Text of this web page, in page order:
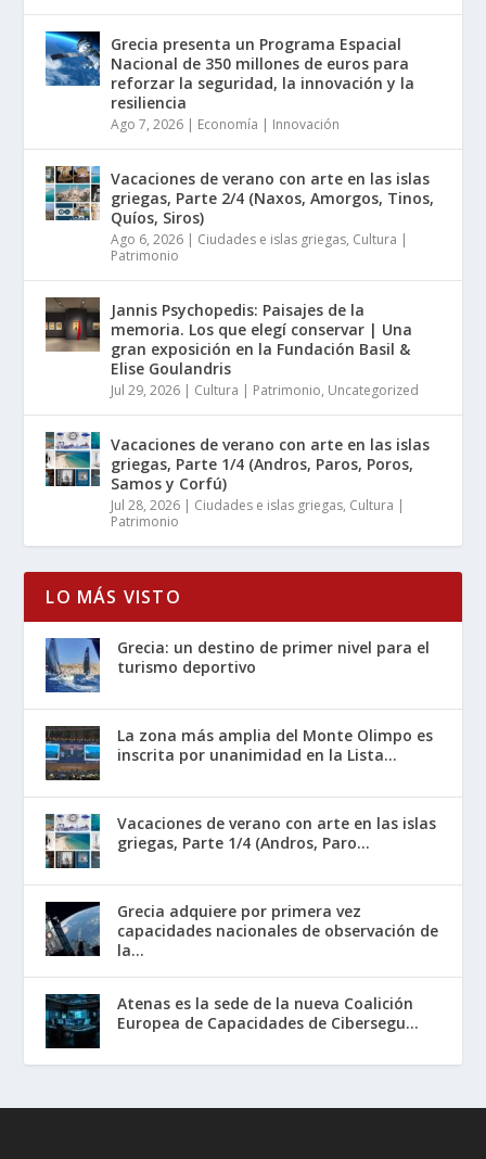
Grecia presenta un Programa Espacial
Nacional de 350 millones de euros para
reforzar la seguridad, la innovación y la
resiliencia
Ago 7, 2026 | Economía | Innovación
Vacaciones de verano con arte en las islas
griegas, Parte 2/4 (Naxos, Amorgos, Tinos,
Quíos, Siros)
Ago 6, 2026 | Ciudades e islas griegas, Cultura |
Patrimonio
Jannis Psychopedis: Paisajes de la
memoria. Los que elegí conservar | Una
gran exposición en la Fundación Basil &
Elise Goulandris
Jul 29, 2026 | Cultura | Patrimonio, Uncategorized
Vacaciones de verano con arte en las islas
griegas, Parte 1/4 (Andros, Paros, Poros,
Samos y Corfú)
Jul 28, 2026 | Ciudades e islas griegas, Cultura |
Patrimonio
LO MÁS VISTO
Grecia: un destino de primer nivel para el
turismo deportivo
La zona más amplia del Monte Olimpo es
inscrita por unanimidad en la Lista...
Vacaciones de verano con arte en las islas
griegas, Parte 1/4 (Andros, Paro...
Grecia adquiere por primera vez
capacidades nacionales de observación de
la...
Atenas es la sede de la nueva Coalición
Europea de Capacidades de Cibersegu...